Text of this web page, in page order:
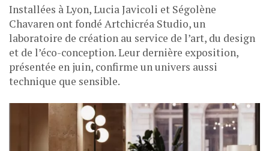
Installées à Lyon, Lucia Javicoli et Ségolène
Chavaren ont fondé Artchicréa Studio, un
laboratoire de création au service de l’art, du design
et de l’éco-conception. Leur dernière exposition,
présentée en juin, confirme un univers aussi
technique que sensible.